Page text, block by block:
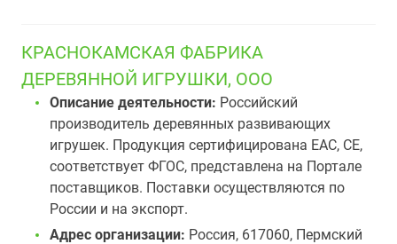
КРАСНОКАМСКАЯ ФАБРИКА
ДЕРЕВЯННОЙ ИГРУШКИ, ООО
Описание деятельности: Российский
производитель деревянных развивающих
игрушек. Продукция сертифицирована ЕАС, СЕ,
соответствует ФГОС, представлена на Портале
поставщиков. Поставки осуществляются по
России и на экспорт.
Адрес организации: Россия, 617060, Пермский